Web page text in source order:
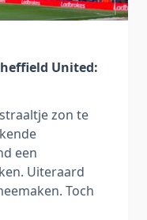
United:
zon te
een
Uiteraard
Toch